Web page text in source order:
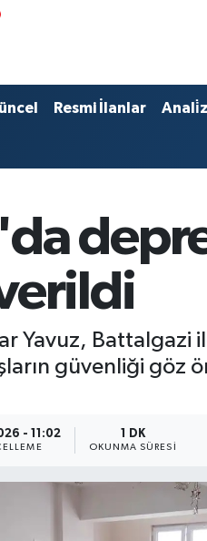
Resmi İlanlar Anali̇z
Yavuz,
güvenliği göz
- 11:02 1 DK
OKUNMA SÜRESI